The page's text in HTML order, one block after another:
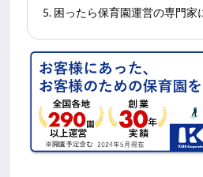
5. 困ったら保育園運営の専門家